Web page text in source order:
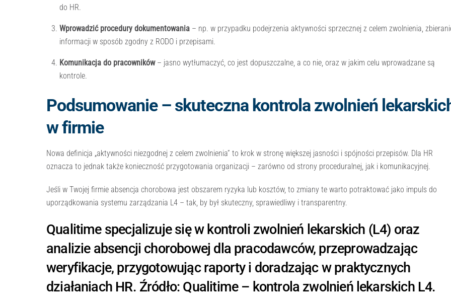
do HR.
Wprowadzić procedury dokumentowania– np. w przypadku podejrzenia aktywności sprzecznej z celem zwolnienia,
informacji w sposób zgodny z RODO i przepisami.
Komunikacja do pracowników– jasno wytłumaczyć, co jest dopuszczalne, a co nie, oraz w jakim celu wprowadzane są
kontrole.
Podsumowanie – skuteczna kontrola zwolnień
w firmie
Nowa definicja „aktywności niezgodnej z celem zwolnienia” to krok w stronę większej jasności i spójności przepisów. Dla HR
oznacza to jednak także konieczność przygotowania organizacji – zarówno od strony proceduralnej, jak i komunikacyjnej.
Jeśli w Twojej firmie absencja chorobowa jest obszarem ryzyka lub kosztów, to zmiany te warto potraktować jako impuls do
uporządkowania systemu zarządzania L4 – tak, by był skuteczny, sprawiedliwy i transparentny.
Qualitime specjalizuje się w kontroli zwolnień lekarskich (L4) oraz
analizie absencji chorobowej dla pracodawców, przeprowadzając
weryfikacje, przygotowując raporty i doradzając w praktycznych
działaniach HR. Źródło: Qualitime – kontrola zwolnień lekarskich L4.